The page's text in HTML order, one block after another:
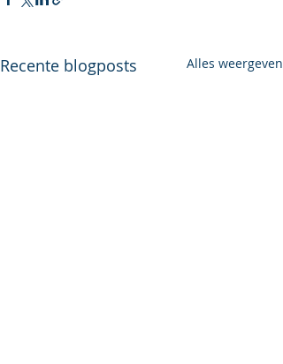
Recente blogposts Alles weergeven